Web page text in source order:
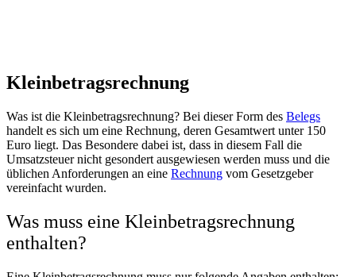
Kleinbetragsrechnung
Was ist die Kleinbetragsrechnung? Bei dieser Form des Belegs
handelt es sich um eine Rechnung, deren Gesamtwert unter 150
Euro liegt. Das Besondere dabei ist, dass in diesem Fall die
Umsatzsteuer nicht gesondert ausgewiesen werden muss und die
üblichen Anforderungen an eine Rechnung vom Gesetzgeber
vereinfacht wurden.
Was muss eine Kleinbetragsrechnung
enthalten?